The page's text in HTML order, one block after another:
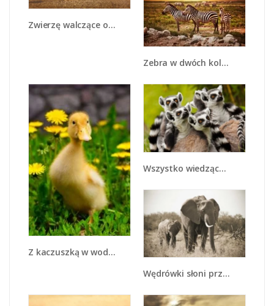
Zwierzę walczące o przeżycie - Z291
Zebra w dwóch kolorach - Z221
Z kaczuszką w wodzie - Z169
Wszystko wiedzące lemury - Z259
Wędrówki słoni przez sawannę - Z081